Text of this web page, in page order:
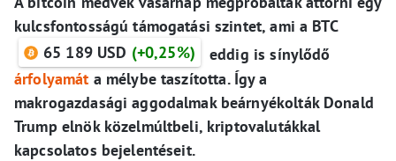
kulcsfontosságú támogatási szintet, ami a BTC
65 189 USD (+0,25%)
eddig is sínylődő
árfolyamát a mélybe taszította. Így a
makrogazdasági aggodalmak beárnyékolták Donald
Trump elnök közelmúltbeli, kriptovalutákkal
kapcsolatos bejelentéseit.